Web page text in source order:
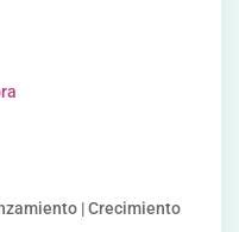
| Crecimiento